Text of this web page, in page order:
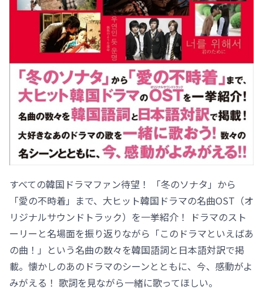
すべての韓国ドラマファン待望！ 「冬のソナタ」から
「愛の不時着」まで、大ヒット韓国ドラマの名曲OST（オ
リジナルサウンドトラック）を一挙紹介！ ドラマのスト
ーリーと名場面を振り返りながら「このドラマといえばあ
の曲！」という名曲の数々を韓国語詞と日本語対訳で掲
載。懐かしのあのドラマのシーンとともに、今、感動がよ
みがえる！ 歌詞を見ながら一緒に歌ってほしい。